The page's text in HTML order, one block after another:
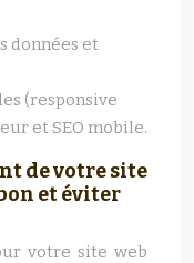
données et
(responsive
et SEO mobile.
de votre site
et éviter
votre site web